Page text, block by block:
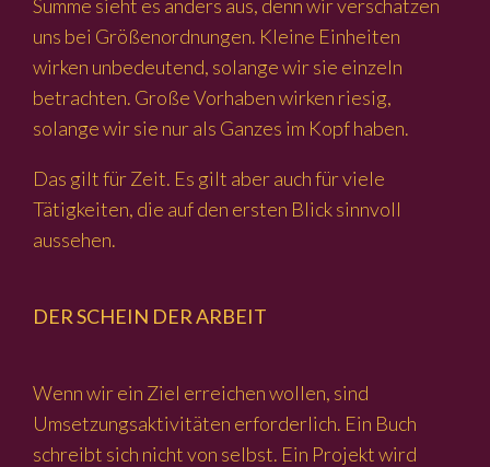
Summe sieht es anders aus, denn wir verschätzen
uns bei Größenordnungen. Kleine Einheiten
wirken unbedeutend, solange wir sie einzeln
betrachten. Große Vorhaben wirken riesig,
solange wir sie nur als Ganzes im Kopf haben.
Das gilt für Zeit. Es gilt aber auch für viele
Tätigkeiten, die auf den ersten Blick sinnvoll
aussehen.
DER SCHEIN DER ARBEIT
Wenn wir ein Ziel erreichen wollen, sind
Umsetzungsaktivitäten erforderlich. Ein Buch
schreibt sich nicht von selbst. Ein Projekt wird